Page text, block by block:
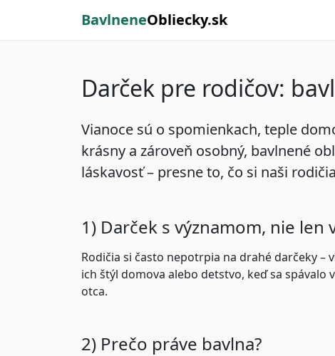
BavlneneObliecky.sk
Darček pre rodičov:
Vianoce sú o spomienkach, teple
krásny a zároveň osobný, bavlnené
láskavosť – presne to, čo si naši
1) Darček s významom, nie len
Rodičia si často nepotrpia na drahé darčeky –
ich štýl domova alebo detstvo, keď sa
otca.
2) Prečo práve bavlna?